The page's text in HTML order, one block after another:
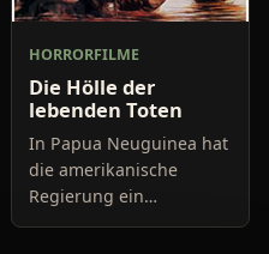
HORRORFILME
Die Hölle der
lebenden Toten
In Papua Neuguinea hat
die amerikanische
Regierung ein
Forschungslabor